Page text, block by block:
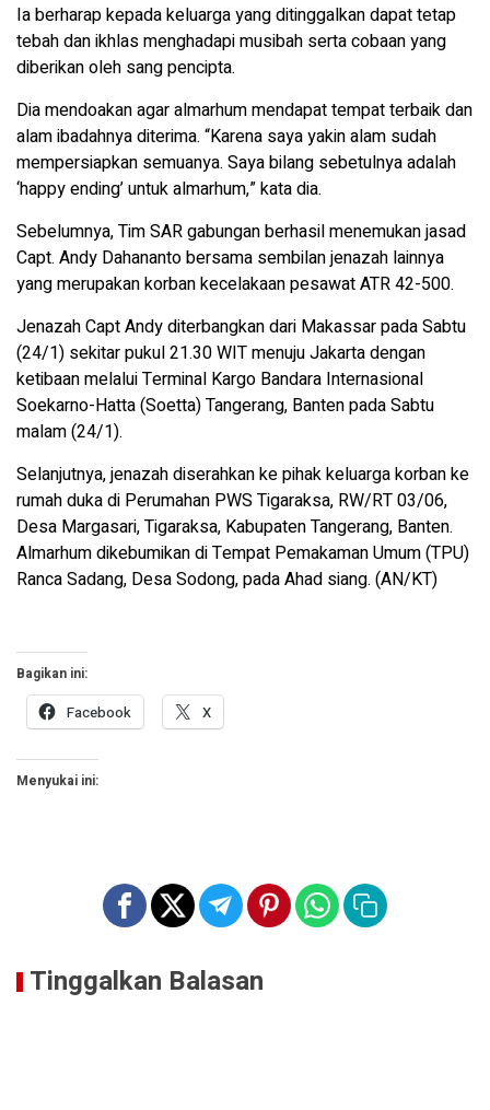
Ia berharap kepada keluarga yang ditinggalkan dapat tetap
tebah dan ikhlas menghadapi musibah serta cobaan yang
diberikan oleh sang pencipta.
Dia mendoakan agar almarhum mendapat tempat terbaik dan
alam ibadahnya diterima. “Karena saya yakin alam sudah
mempersiapkan semuanya. Saya bilang sebetulnya adalah
‘happy ending’ untuk almarhum,” kata dia.
Sebelumnya, Tim SAR gabungan berhasil menemukan jasad
Capt. Andy Dahananto bersama sembilan jenazah lainnya
yang merupakan korban kecelakaan pesawat ATR 42-500.
Jenazah Capt Andy diterbangkan dari Makassar pada Sabtu
(24/1) sekitar pukul 21.30 WIT menuju Jakarta dengan
ketibaan melalui Terminal Kargo Bandara Internasional
Soekarno-Hatta (Soetta) Tangerang, Banten pada Sabtu
malam (24/1).
Selanjutnya, jenazah diserahkan ke pihak keluarga korban ke
rumah duka di Perumahan PWS Tigaraksa, RW/RT 03/06,
Desa Margasari, Tigaraksa, Kabupaten Tangerang, Banten.
Almarhum dikebumikan di Tempat Pemakaman Umum (TPU)
Ranca Sadang, Desa Sodong, pada Ahad siang. (AN/KT)
Bagikan ini:
Facebook X
Menyukai ini:
Tinggalkan Balasan